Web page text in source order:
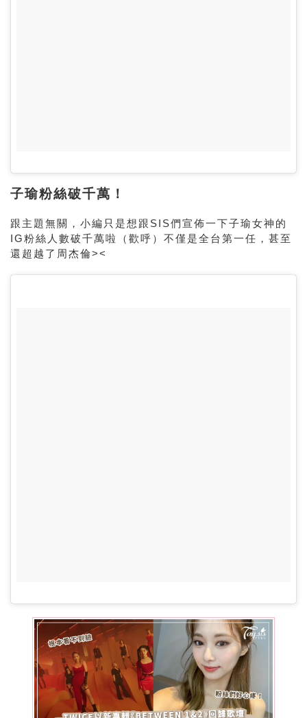
子瑜粉絲破千萬！
跟主題無關，小編只是想跟SIS們宣佈一下子瑜女神的
IG粉絲人數破千萬啦（歡呼）不僅是全台第一任，甚至
還超越了周杰倫><